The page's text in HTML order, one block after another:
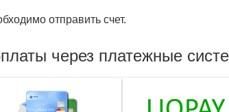
отправить счет.
через платежные